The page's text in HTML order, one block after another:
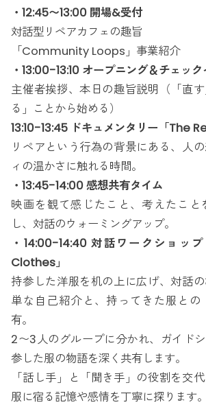
・12:45〜13:00 開場&受付
対話型リペアカフェの趣旨
「Community Loops」事業紹介
・13:00-13:10 オープニング＆チェック
主催者挨拶、本日の趣旨説明（「直
る」ことから始める）
13:10-13:45 ドキュメンタリー「The
リペアという行為の背景にある、人
ィの温かさに触れる時間。
・13:45-14:00 感想共有タイム
映画を観て感じたこと、考えたこと
し、対話のウォーミングアップ。
・14:00-14:40 対話ワークショッ
Clothes」
持参した洋服を机の上に広げ、対話
単な自己紹介と、持ってきた服との
有。
2〜3人のグループに分かれ、ガイド
参した服の物語を深く共有します。
「話し手」と「聞き手」の役割を交
服に宿る記憶や感情を丁寧に探ります。